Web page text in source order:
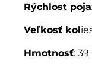
Rýchlost
Veľkosť kol
Hmotnosť: